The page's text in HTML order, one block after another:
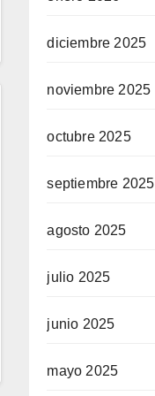
diciembre 2025
noviembre 2025
octubre 2025
septiembre 2025
agosto 2025
julio 2025
junio 2025
mayo 2025